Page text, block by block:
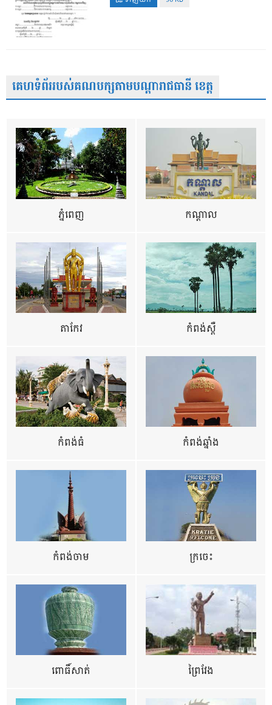
គេហទំព័ររបស់គណបក្សតាមបណ្តារាជធានី ខេត្ត
ភ្នំពេញ កណ្តាល
តាកែវ កំពង់ស្ពឺ
កំពង់ធំ កំពង់ឆ្នាំង
កំពង់ចាម ក្រចេះ
ពោធិ៍សាត់ ព្រៃវែង